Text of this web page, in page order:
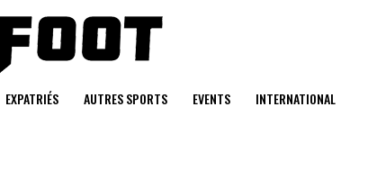
EXPATRIÉS AUTRES SPORTS EVENTS INTERNATIONAL